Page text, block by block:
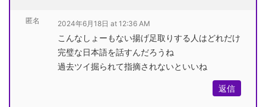
匿名 2024年6月18日 at 12:36 AM
こんなしょーもない揚げ足取りする人はどれだけ
完璧な日本語を話すんだろうね
過去ツイ掘られて指摘されないといいね
返信